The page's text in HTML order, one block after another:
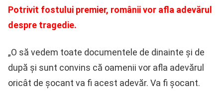
Potrivit fostului premier, românii vor afla adevărul
despre tragedie.
„O să vedem toate documentele de dinainte şi de
după şi sunt convins că oamenii vor afla adevărul
oricât de şocant va fi acest adevăr. Va fi şocant.